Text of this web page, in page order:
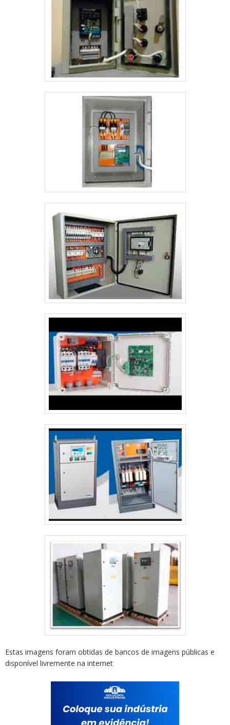
Estas imagens foram obtidas de bancos de imagens públicas e
disponível livremente na internet